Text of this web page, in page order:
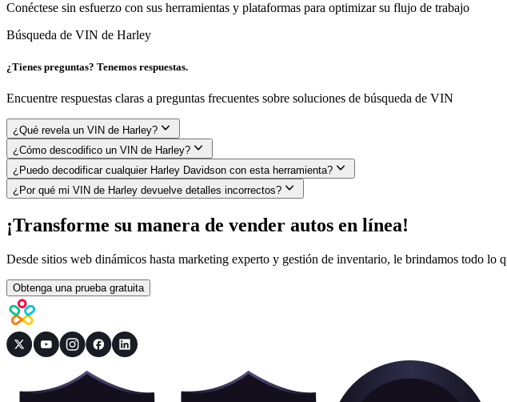
Conéctese sin esfuerzo con sus herramientas y plataformas para optimizar su flujo de trabajo
Búsqueda de VIN de Harley
¿Tienes preguntas? Tenemos respuestas.
Encuentre respuestas claras a preguntas frecuentes sobre soluciones de búsqueda de VIN
¿Qué revela un VIN de Harley?
¿Cómo descodifico un VIN de Harley?
¿Puedo decodificar cualquier Harley Davidson con esta herramienta?
¿Por qué mi VIN de Harley devuelve detalles incorrectos?
¡Transforme su manera de vender autos en línea!
Desde sitios web dinámicos hasta marketing experto y gestión de inventario, le brindamos todo lo
Obtenga una prueba gratuita